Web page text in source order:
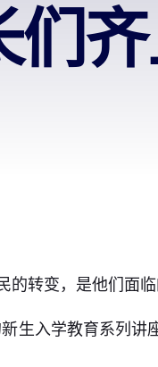
们
转变，是他们面临
生入学教育系列讲